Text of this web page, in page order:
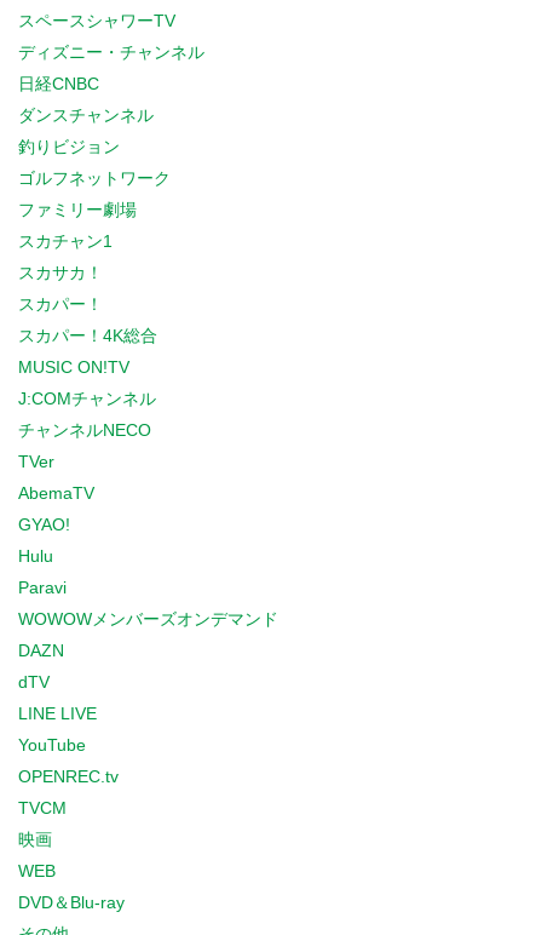
スペースシャワーTV
ディズニー・チャンネル
日経CNBC
ダンスチャンネル
釣りビジョン
ゴルフネットワーク
ファミリー劇場
スカチャン1
スカサカ！
スカパー！
スカパー！4K総合
MUSIC ON!TV
J:COMチャンネル
チャンネルNECO
TVer
AbemaTV
GYAO!
Hulu
Paravi
WOWOWメンバーズオンデマンド
DAZN
dTV
LINE LIVE
YouTube
OPENREC.tv
TVCM
映画
WEB
DVD＆Blu-ray